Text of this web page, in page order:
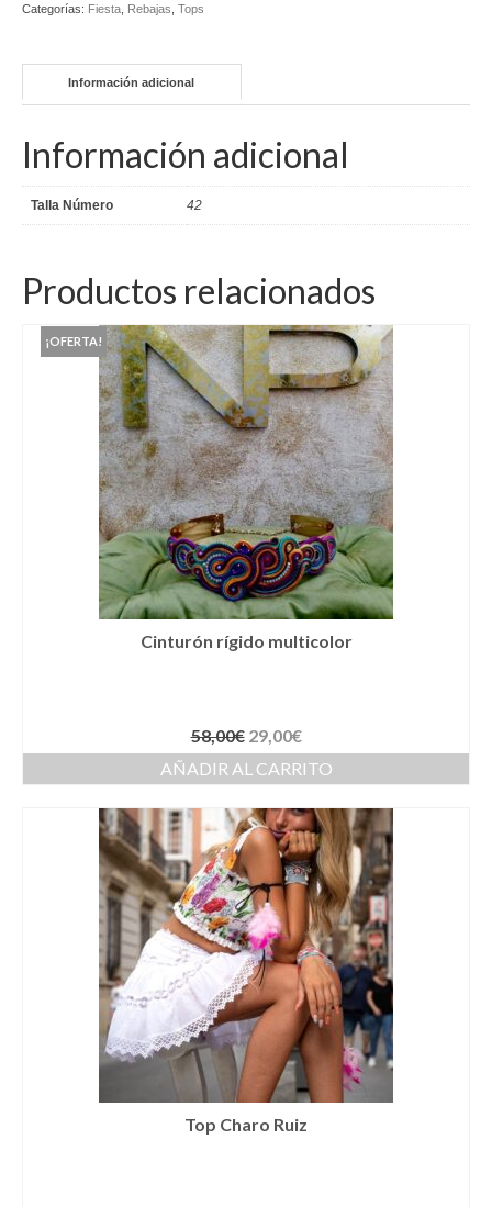
Ponchos
Vestidos Largos
Vestidos Midi
Vestidos Cortos
Tops
Ceremonias
Novias
Novios
Primera Comunión
Trajes de Comunion
Traje de comunión ibicenco de lino
Conjunto de 3 piezas de Comunion
Traje de comunión ibicenco de lino con
cuello Mao de color celeste
Can Can Comunion
Arras
Complementos Ceremonia
Calzado para Ceremonia
Pijamas
Traje de bautismo
Vestidos niña
Categorías: Fiesta Rebajas Tops
Información adicional
Información adicional
Talla Número 42
Productos relacionados
¡OFERTA!
Cinturón rígido multicolor
58,00€ 29,00€
AÑADIR AL CARRITO
Top Charo Ruiz